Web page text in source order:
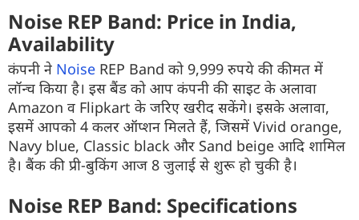
Noise REP Band: Price in India,
Availability
कंपनी ने Noise REP Band को 9,999 रुपये की कीमत में
लॉन्च किया है। इस बैंड को आप कंपनी की साइट के अलावा
Amazon व Flipkart के जरिए खरीद सकेंगे। इसके अलावा,
इसमें आपको 4 कलर ऑप्शन मिलते हैं, जिसमें Vivid orange,
Navy blue, Classic black और Sand beige आदि शामिल
है। बैंक की प्री-बुकिंग आज 8 जुलाई से शुरू हो चुकी है।
Noise REP Band: Specifications